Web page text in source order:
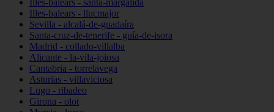
Illes-balears - santa-margalida
Illes-balears - llucmajor
Sevilla - alcalá-de-guadaíra
Santa-cruz-de-tenerife - guía-de-isora
Madrid - collado-villalba
Alicante - la-vila-joiosa
Cantabria - torrelavega
Asturias - villaviciosa
Lugo - ribadeo
Girona - olot